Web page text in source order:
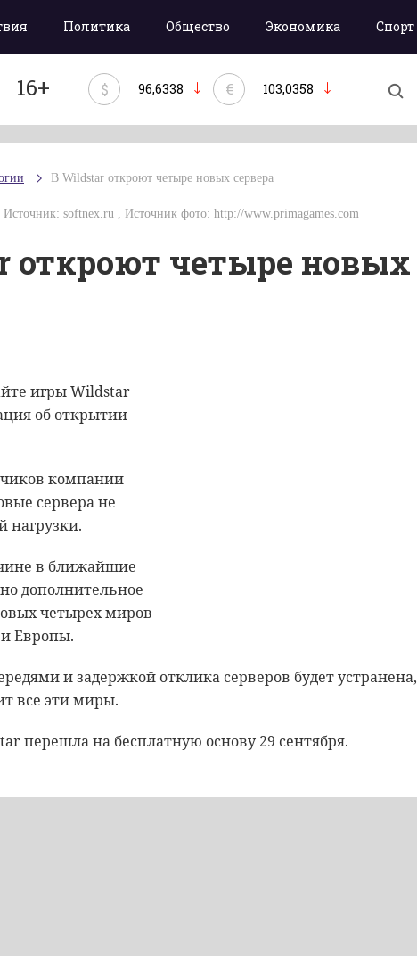
Политика Общество Экономика Спорт
16+ $ 96,6338 € 103,0358
В Wildstar откроют четыре новых сервера
Источник: softnex.ru , Источник фото: http://www.primagames.com
откроют четыре новых
игры Wildstar
об открытии
компании
сервера не
нагрузки.
в ближайшие
дополнительное
четырех миров
Европы.
и задержкой отклика серверов будет устранена,
все эти миры.
перешла на бесплатную основу 29 сентября.